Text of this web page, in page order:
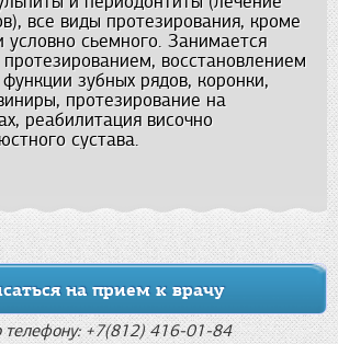
все виды протезирования, кроме
условно сьемного. Занимается
восстановлением
зубных рядов, коронки,
протезирование на
реабилитация височно
сустава.
на прием к врачу
телефону: +7(812) 416-01-84